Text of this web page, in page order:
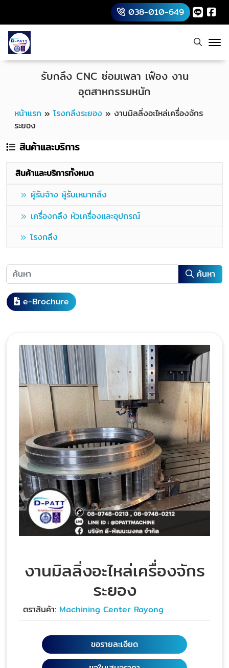
038-010-649
หน้าแรก » โรงกลึงระยอง » งานมิลลิ่งอะไหล่เครื่องจักร
ระยอง
รับกลึง CNC ซ่อมเพลา เฟือง งาน
อุตสาหกรรมหนัก
สินค้าและบริการ
สินค้าและบริการทั้งหมด
ผู้รับจ้าง ผู้รับเหมากลึง
เครื่องกลึง หัวเครื่องและอุปกรณ์
โรงกลึง
ค้นหา
e-Brochure
งานมิลลิ่งอะไหล่เครื่องจักร
ระยอง
ตราสินค้า: Machining Center Rayong
ขอรายละเอียด